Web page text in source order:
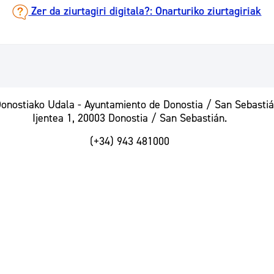
Zer da ziurtagiri digitala?: Onarturiko ziurtagiriak
Udala - Ayuntamiento de Donostia / San
Ijentea 1, 20003 Donostia / San Sebastián.
(+34) 943 481000